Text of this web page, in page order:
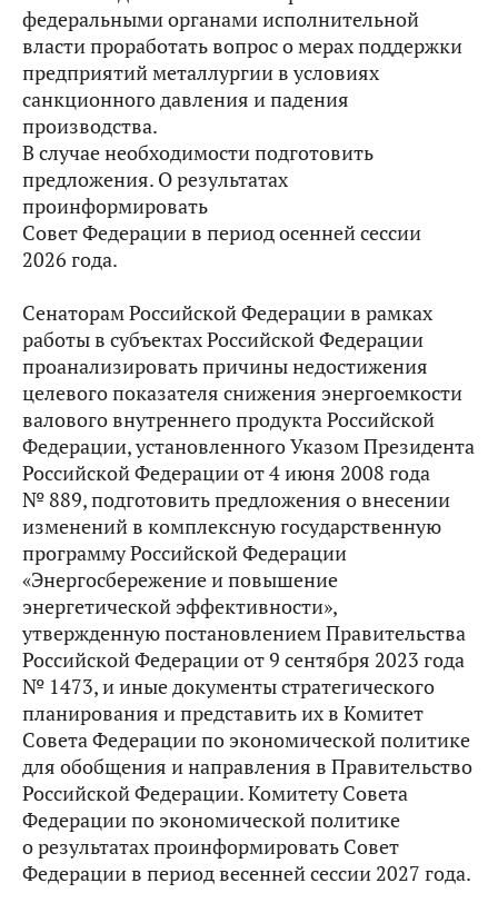
федеральными органами исполнительной
власти проработать вопрос о мерах поддержки
предприятий металлургии в условиях
санкционного давления и падения
производства.
В случае необходимости подготовить
предложения. О результатах
проинформировать
Совет Федерации в период осенней сессии
2026 года.
Сенаторам Российской Федерации в рамках
работы в субъектах Российской Федерации
проанализировать причины недостижения
целевого показателя снижения энергоемкости
валового внутреннего продукта Российской
Федерации, установленного Указом Президента
Российской Федерации от 4 июня 2008 года
№ 889, подготовить предложения о внесении
изменений в комплексную государственную
программу Российской Федерации
«Энергосбережение и повышение
энергетической эффективности»,
утвержденную постановлением Правительства
Российской Федерации от 9 сентября 2023 года
№ 1473, и иные документы стратегического
планирования и представить их в Комитет
Совета Федерации по экономической политике
для обобщения и направления в Правительство
Российской Федерации. Комитету Совета
Федерации по экономической политике
о результатах проинформировать Совет
Федерации в период весенней сессии 2027 года.